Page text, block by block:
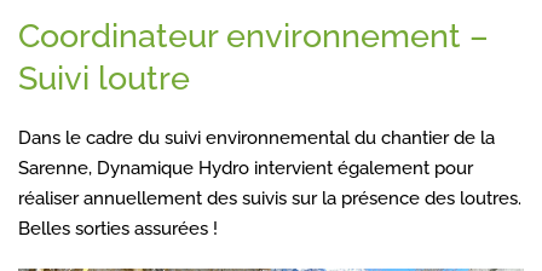
Coordinateur environnement –
Suivi loutre
Dans le cadre du suivi environnemental du chantier de la
Sarenne, Dynamique Hydro intervient également pour
réaliser annuellement des suivis sur la présence des loutres.
Belles sorties assurées !